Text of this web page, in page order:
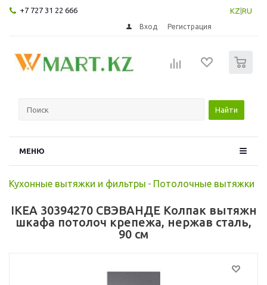
+7 727 31 22 666 KZ RU
Вход Регистрация
Найти
МЕНЮ
Кухонные вытяжки и фильтры - Потолочные вытяжки
IKEA 30394270 СВЭВАНДЕ Колпак вытяжн
шкафа потолоч крепежа, нержав сталь,
90 см